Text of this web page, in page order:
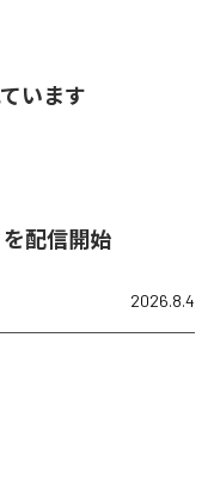
います
を配信開始
2026.8.4